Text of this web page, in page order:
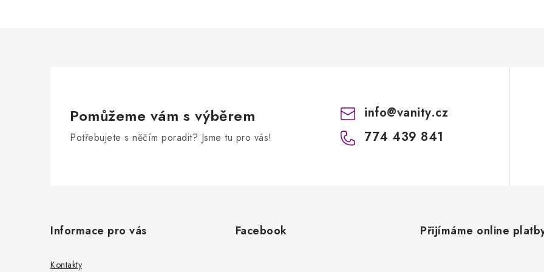
Pomůžeme vám s výběrem
Potřebujete s něčím poradit? Jsme tu pro vás!
info@vanity.cz
774 439 841
Informace pro vás
Kontakty
Facebook Přijímáme online